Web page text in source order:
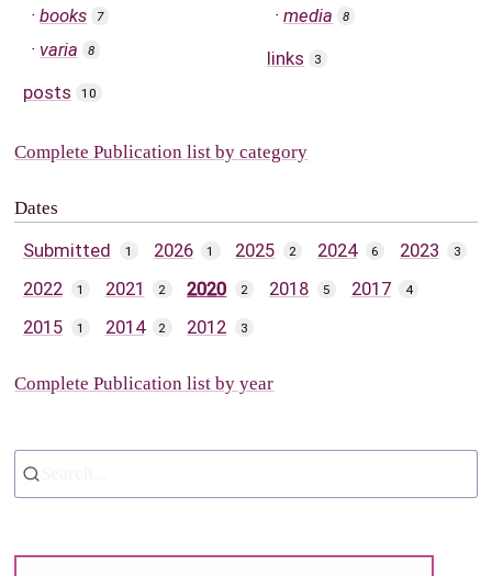
books 7
varia 8
posts 10
media 8
links 3
Complete Publication list by category
Dates
Submitted 1 2026 1 2025 2 2024 6 2023 3
2022 1 2021 2 2020 2 2018 5 2017 4
2015 1 2014 2 2012 3
Complete Publication list by year